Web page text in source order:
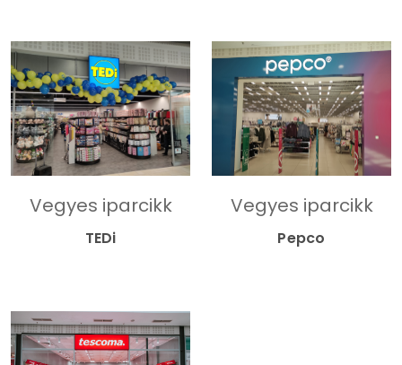
Vegyes iparcikk
TEDi
Vegyes iparcikk
Pepco